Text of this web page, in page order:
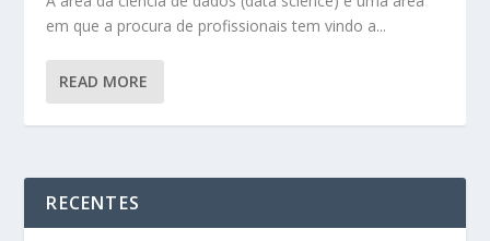
em que a procura de profissionais tem vindo a...
READ MORE
RECENTES